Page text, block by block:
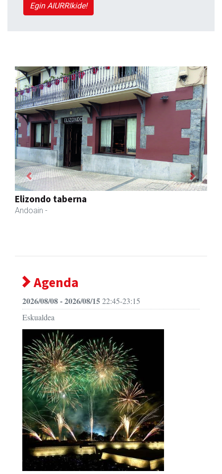
Egin AIURRIkide!
Bixente Otegi Lizaso S. L.
Asteasu
Previous Next
Agenda
2026/08/08 - 2026/08/1522:45-23:15
Eskualdea